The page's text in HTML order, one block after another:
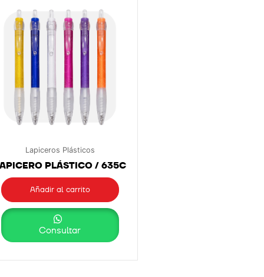
Lapiceros Plásticos
PLÁSTICO / 635C
Añadir al carrito
Consultar